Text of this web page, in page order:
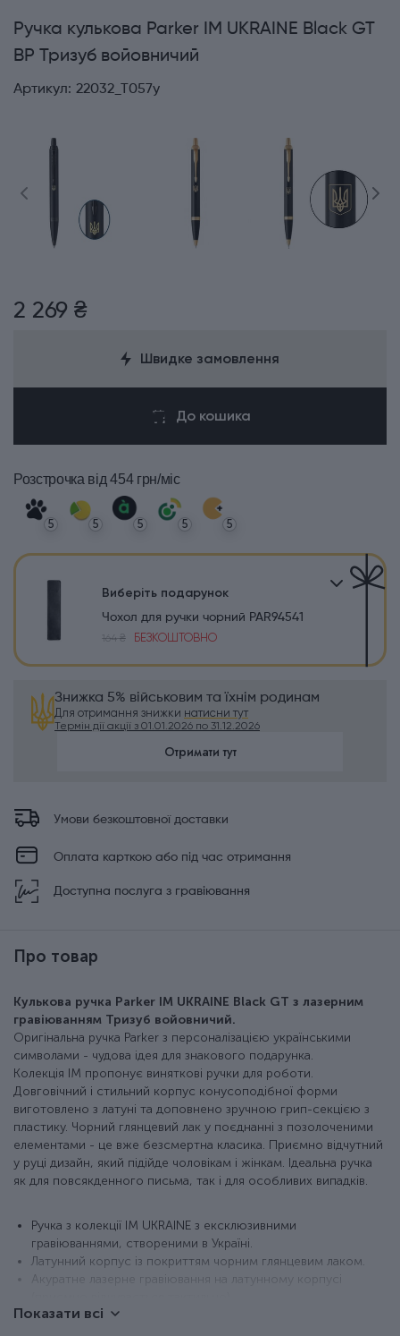
Ручка кулькова Parker IM UKRAINE Black GT
BP Тризуб войовничий
Артикул: 22032_T057y
2 269 ₴
Швидке замовлення
До кошика
Розстрочка від 454 грн/міс
5 5 5 5 5
Виберіть подарунок
Чохол для ручки чорний PAR94541
164 ₴
БЕЗКОШТОВНО
Знижка 5% військовим та їхнім родинам
Для отримання знижки натисни тут
Термін дії акції з 01.01.2026 по 31.12.2026
Отримати тут
Умови безкоштовної доставки
Оплата карткою або під час отримання
Доступна послуга з гравіювання
Про товар
Кулькова ручка Parker IM UKRAINE Black GT з лазерним
гравіюванням Тризуб войовничий.
Оригінальна ручка Parker з персоналізацією українськими
символами - чудова ідея для знакового подарунка.
Колекція IM пропонує виняткові ручки для роботи.
Довговічний і стильний корпус конусоподібної форми
виготовлено з латуні та доповнено зручною грип-секцією з
пластику. Чорний глянцевий лак у поєднанні з позолоченими
елементами - це вже безсмертна класика. Приємно відчутний
у руці дизайн, який підійде чоловікам і жінкам. Ідеальна ручка
як для повсякденного письма, так і для особливих випадків.
Ручка з колекції IM UKRAINE з ексклюзивними
гравіюваннями, створеними в Україні.
Латунний корпус із покриттям чорним глянцевим лаком.
Акуратне лазерне гравіювання на латунному корпусі
Деталізація PVD-позолотою.
Показати всі